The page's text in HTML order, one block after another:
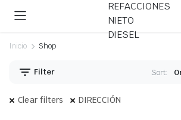
Inicio Shop
Filter Sort:
Clear filters DIRECCIÓN